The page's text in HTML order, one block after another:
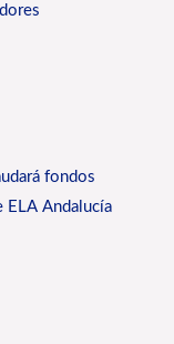
fondos
ELA Andalucía